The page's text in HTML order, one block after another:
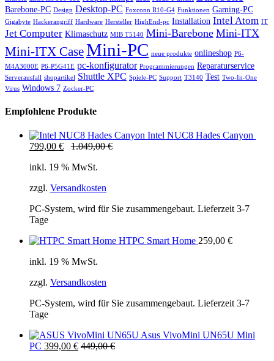
Barebone-PC Design Desktop-PC Foxconn R10-G4 Funktionen Gaming-PC
Gigabyte Hackerangriff Hardware Hersteller HighEnd-pc Installation Intel Atom IT
Jet Computer Klimaschutz MIB T5140 Mini-Barebone Mini-ITX
Mini-ITX CaseMini-PC neue produkte onlineshop P6-
M4A3000E P6-P5G41E pc-konfigurator Programmierungen Reparaturservice
Serverausfall shopartikel Shuttle XPC Spiele-PC Support T3140 Test Two-In-One
Virus Windows 7 Zocker-PC
Empfohlene Produkte
Intel NUC8 Hades Canyon
799,00 € 1.049,00€
inkl. 19 % MwSt.
zzgl. Versandkosten
PC-System, wird für Sie zusammengebaut. Lieferzeit 3-7
Tage
HTPC Smart Home 259,00 €
inkl. 19 % MwSt.
zzgl. Versandkosten
PC-System, wird für Sie zusammengebaut. Lieferzeit 3-7
Tage
Asus VivoMini UN65U Mini
PC 399,00 € 449,00€